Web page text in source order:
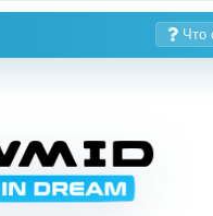
Что